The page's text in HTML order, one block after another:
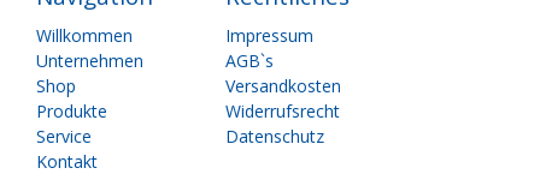
Navigation
überspringen
Willkommen
Unternehmen
Shop
Produkte
Service
Kontakt
Navigation
überspringen
Impressum
AGB`s
Versandkosten
Widerrufsrecht
Datenschutz